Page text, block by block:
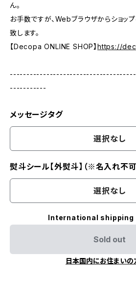
ん。
お手数ですが、Webブラウザからショッ
致します。
【Decopa ONLINE SHOP】https://
-----------
メッセージタグ
選択なし
熨斗シール【外熨斗】（※名入れ不可
選択なし
International shipping
Sold out
日本国内にお住まいの